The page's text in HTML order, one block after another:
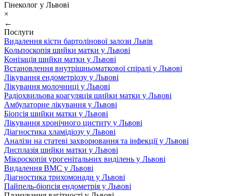
Гінеколог у Львові
×
←
Послуги
Видалення кісти бартолінової залози Львів
Кольпоскопія шийки матки у Львові
Конізація шийки матки у Львові
Встановлення внутрішньоматкової спіралі у Львові
Лікування ендометріозу у Львові
Лікування молочниці у Львові
Радіохвильова коагуляція шийки матки у Львові
Амбулаторне лікування у Львові
Біопсія шийки матки у Львові
Лікування хронічного циститу у Львові
Діагностика хламідіозу у Львові
Аналізи на статеві захворювання та інфекції у Львові
Дисплазія шийки матки у Львові
Мікроскопія урогенітальних виділень у Львові
Видалення ВМС у Львові
Діагностика трихомонади у Львові
Пайпель-біопсія ендометрія у Львові